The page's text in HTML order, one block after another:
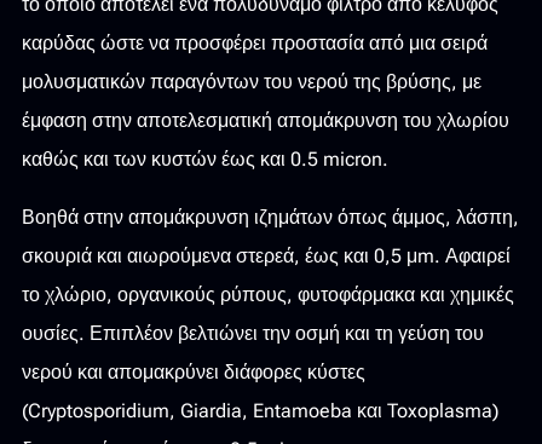
καρύδας ώστε να προσφέρει προστασία από μια σειρά
μολυσματικών παραγόντων του νερού της βρύσης, με
έμφαση στην αποτελεσματική απομάκρυνση του χλωρίου
καθώς και των κυστών έως και 0.5 micron.
Βοηθά στην απομάκρυνση ιζημάτων όπως άμμος, λάσπη,
σκουριά και αιωρούμενα στερεά, έως και 0,5 μm. Αφαιρεί
το χλώριο, οργανικούς ρύπους, φυτοφάρμακα και χημικές
ουσίες. Επιπλέον βελτιώνει την οσμή και τη γεύση του
νερού και απομακρύνει διάφορες κύστες
(Cryptosporidium, Giardia, Entamoeba και Toxoplasma)